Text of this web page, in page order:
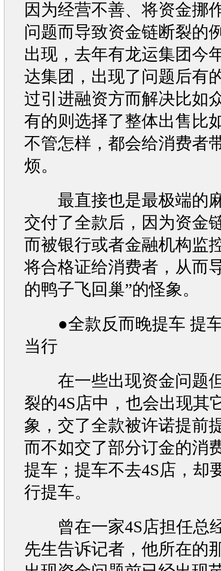
因为经营不善、将资金挪
问题而导致资金链断裂的
出现，去年有龙运集团今
达集团，出现了问题后有
过引进融资方而解决比如
有的则选择了整体出售比
不管怎样，都会给消费者
烦。
最直接也是最极端的
交付了全款后，因为资金
而被银行或者金融机构监
将合格证给消费者，从而
的鸭子飞回巢”的怪象。
●全款反而晚提车 提
当行
在一些出现资金问题
裂的4S店中，也会出现其
象，交了全款被许诺提前
而不如交了部分订金的消
提车；提车不去4S店，却
行提车。
曾在一家4S店担任总
先生告诉记者，他所在的